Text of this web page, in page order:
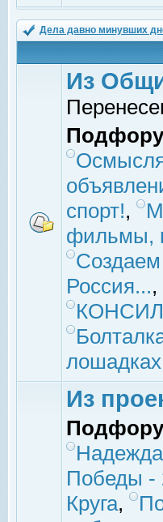
Дела давно минувших
Из
спорт!,
фильмы,
Россия...,
Из
Победы -
Круга,